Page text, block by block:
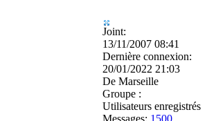
Joint:
13/11/2007 08:41
Dernière connexion:
20/01/2022 21:03
De Marseille
Groupe :
Utilisateurs enregistrés
Messages: 1500